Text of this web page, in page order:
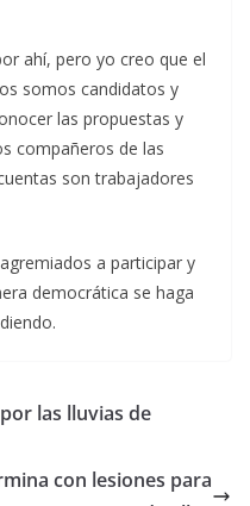
ahí, pero yo creo que el
somos candidatos y
las propuestas y
compañeros de las
son trabajadores
a participar y
democrática se haga
las lluvias de
con lesiones para